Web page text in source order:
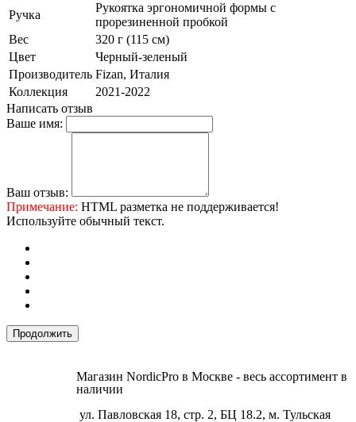
Ручка
Рукоятка эргономичной формы с
прорезиненной пробкой
Вес
320 г (115 см)
Цвет
Черный-зеленый
Производитель Fizan, Италия
Коллекция
2021-2022
Написать отзыв
Ваше имя:
Ваш отзыв:
Примечание: HTML разметка не поддерживается!
Используйте обычный текст.
Продолжить
Магазин NordicPro в Москве - весь ассортимент в
наличии
ул. Павловская 18, стр. 2, БЦ 18.2, м. Тульская